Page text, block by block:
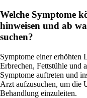
Welche Symptome
hinweisen und ab
suchen?
Symptome einer erhöhten
Erbrechen, Fettstühle und
Symptome auftreten und
Arzt aufzusuchen, um die
Behandlung einzuleiten.